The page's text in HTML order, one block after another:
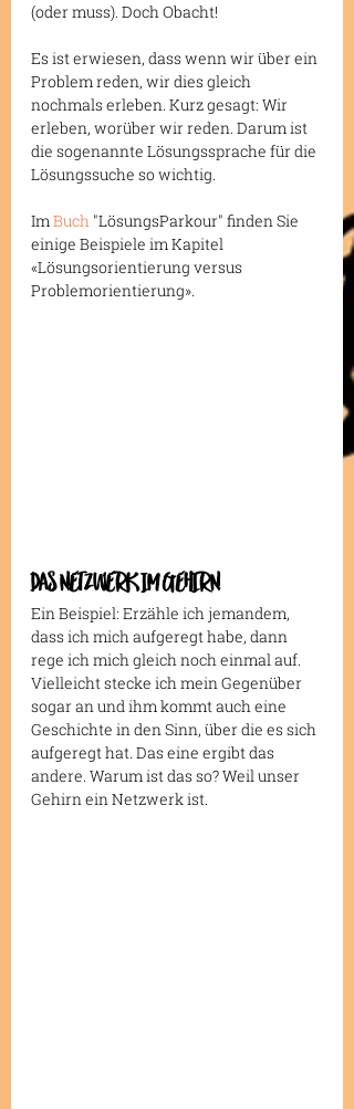
(oder muss). Doch Obacht!
Es ist erwiesen, dass wenn wir über ein
Problem reden, wir dies gleich
nochmals erleben. Kurz gesagt: Wir
erleben, worüber wir reden. Darum ist
die sogenannte Lösungssprache für die
Lösungssuche so wichtig.
Im Buch "LösungsParkour" finden Sie
einige Beispiele im Kapitel
«Lösungsorientierung versus
Problemorientierung».
DAS NETZWERK IM GEHIRN
Ein Beispiel: Erzähle ich jemandem,
dass ich mich aufgeregt habe, dann
rege ich mich gleich noch einmal auf.
Vielleicht stecke ich mein Gegenüber
sogar an und ihm kommt auch eine
Geschichte in den Sinn, über die es sich
aufgeregt hat. Das eine ergibt das
andere. Warum ist das so? Weil unser
Gehirn ein Netzwerk ist.